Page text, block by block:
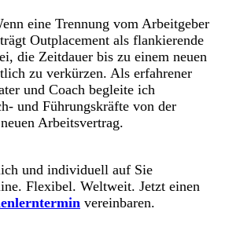
eine Trennung vom Arbeitgeber
Outplacement als flankierende
die Zeitdauer bis zu einem neuen
zu verkürzen. Als erfahrener
und Coach begleite ich
und Führungskräfte von der
Arbeitsvertrag.
und individuell auf Sie
Flexibel. Weltweit. Jetzt einen
vereinbaren.